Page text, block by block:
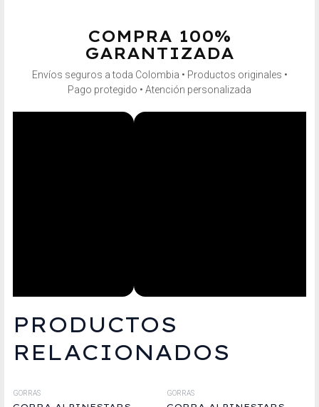
COMPRA 100%
GARANTIZADA
Envíos seguros a toda Colombia • Productos originales •
Pago protegido • Atención personalizada
PRODUCTOS
RELACIONADOS
GORRAS GORRAS